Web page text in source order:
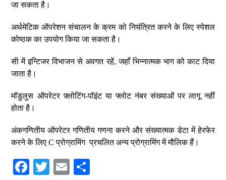
जा सकता है।
अर्थमेटिक ऑपरेशन संचालन के क्रम को नियंत्रित करने के लिए स्पेशल
कोष्ठक का उपयोग किया जा सकता है।
सी में इन्टिजर विभाजन से अवगत रहें, जहाँ भिन्नात्मक भाग को काट दिया
जाता है।
मॉडुलुस ऑपरेटर फ़्लोटिंग-पॉइंट या फ्लोट नंबर संख्याओं पर लागू नहीं
होता है।
अंकगणितीय ऑपरेटर गणितीय गणना करने और संख्यात्मक डेटा में हेरफेर
करने के लिए C प्रोग्रामिंग प्रचलित अन्य प्रोग्रामिंग में मौलिक हैं।
Fa T
E